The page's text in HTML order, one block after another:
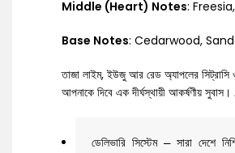
Middle (Heart) Notes:
Base Notes: Cedarwood,
তাজা লাইম, ইউজু আর রেড অ্যাপলের সিট্রাসি
আপনাকে দিবে এক দীর্ঘস্থায়ী আকর্ষণীয় সুবাস।
ডেলিভারি সিস্টেম – সারা দেশে